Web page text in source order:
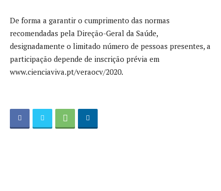
De forma a garantir o cumprimento das normas
recomendadas pela Direção-Geral da Saúde,
designadamente o limitado número de pessoas presentes, a
participação depende de inscrição prévia em
www.cienciaviva.pt/veraocv/2020.